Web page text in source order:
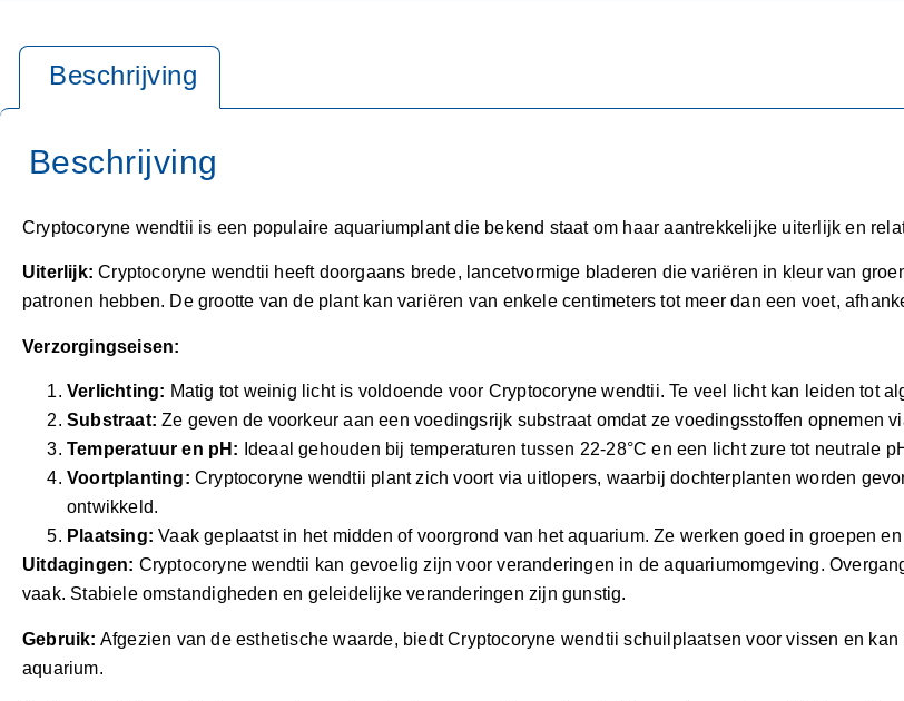
Cryptocoryne wendtii is een populaire aquariumplant die bekend staat om haar aantrekkelijke uiterlijk en
Uiterlijk: Cryptocoryne wendtii heeft doorgaans brede, lancetvormige bladeren die variëren in kleur van
patronen hebben. De grootte van de plant kan variëren van enkele centimeters tot meer dan een voet,
Verzorgingseisen:
Verlichting: Matig tot weinig licht is voldoende voor Cryptocoryne wendtii. Te veel licht kan leiden tot
Substraat: Ze geven de voorkeur aan een voedingsrijk substraat omdat ze voedingsstoffen opnemen
Temperatuur en pH: Ideaal gehouden bij temperaturen tussen 22-28°C en een licht zure tot neutrale
Voortplanting: Cryptocoryne wendtii plant zich voort via uitlopers, waarbij dochterplanten worden
ontwikkeld.
Plaatsing: Vaak geplaatst in het midden of voorgrond van het aquarium. Ze werken goed in groepen
Uitdagingen: Cryptocoryne wendtii kan gevoelig zijn voor veranderingen in de aquariumomgeving.
vaak. Stabiele omstandigheden en geleidelijke veranderingen zijn gunstig.
Gebruik: Afgezien van de esthetische waarde, biedt Cryptocoryne wendtii schuilplaatsen voor vissen en
aquarium.